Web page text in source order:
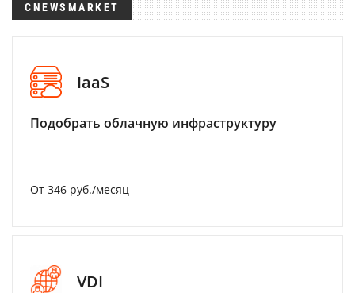
CNEWSMARKET
IaaS
Подобрать облачную инфраструктуру
От 346 руб./месяц
VDI